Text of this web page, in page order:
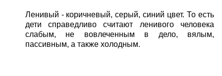
Ленивый - коричневый, серый, синий цвет. То есть
дети справедливо считают ленивого человека
слабым, не вовлеченным в дело, вялым,
пассивным, а также холодным.